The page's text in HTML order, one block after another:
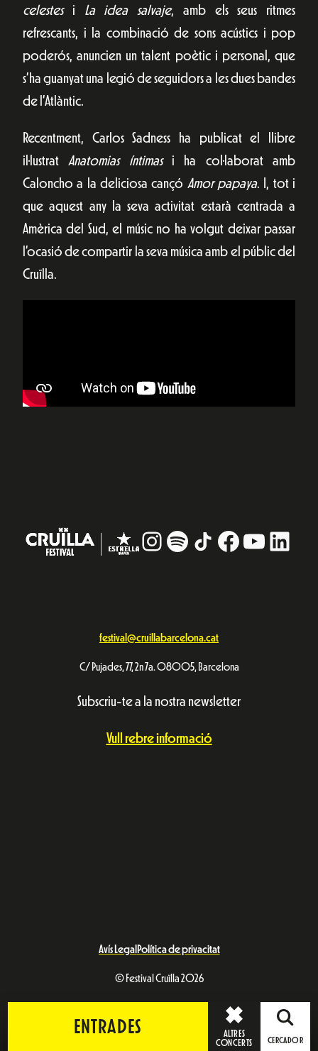
celestesi La idea salvaje, amb els seus ritmes
refrescants, i la combinació de sons acústics i pop
poderós, anuncien un talent poètic i personal, que
s’ha guanyat una legió de seguidors a les dues bandes
de l’Atlàntic.
Recentment, Carlos Sadness ha publicat el llibre
il·lustratAnatomias íntimasi ha col·laborat amb
Caloncho a la deliciosa cançó Amor papaya. I, tot i
que aquest any la seva activitat estarà centrada a
Amèrica del Sud, el músic no ha volgut deixar passar
l’ocasió de compartir la seva música amb el públic del
Cruïlla.
Instagram
# TikTokFacebook
festival@cruillabarcelona.cat
C/ Pujades, 77, 2n 7a. 08005, Barcelona
Subscriu-te a la nostra newsletter
Vull rebre informació
Avís Legal Política de privacitat
© Festival Cruïlla 2026
ENTRADES
ALTRES
CONCERTS
CERCADOR